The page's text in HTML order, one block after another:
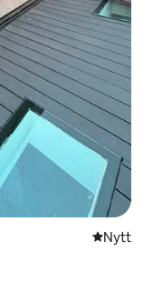
NyttNytt